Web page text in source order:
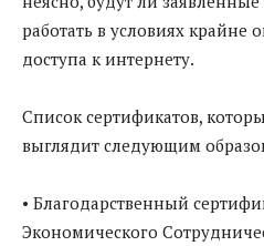
работать в условиях крайне
доступа к интернету.
Список сертификатов,
выглядит следующим
• Благодарственный
Экономического